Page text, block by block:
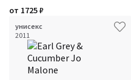
от 1725₽
унисекс
2011